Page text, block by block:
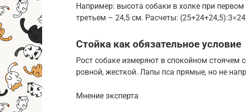
Например: высота собаки в холке при
третьем – 24,5 см. Расчеты:
Стойка как обязательное условие
Рост собаке измеряют в спокойном стоячем
ровной, жесткой. Лапы пса прямые, но не
Мнение эксперта